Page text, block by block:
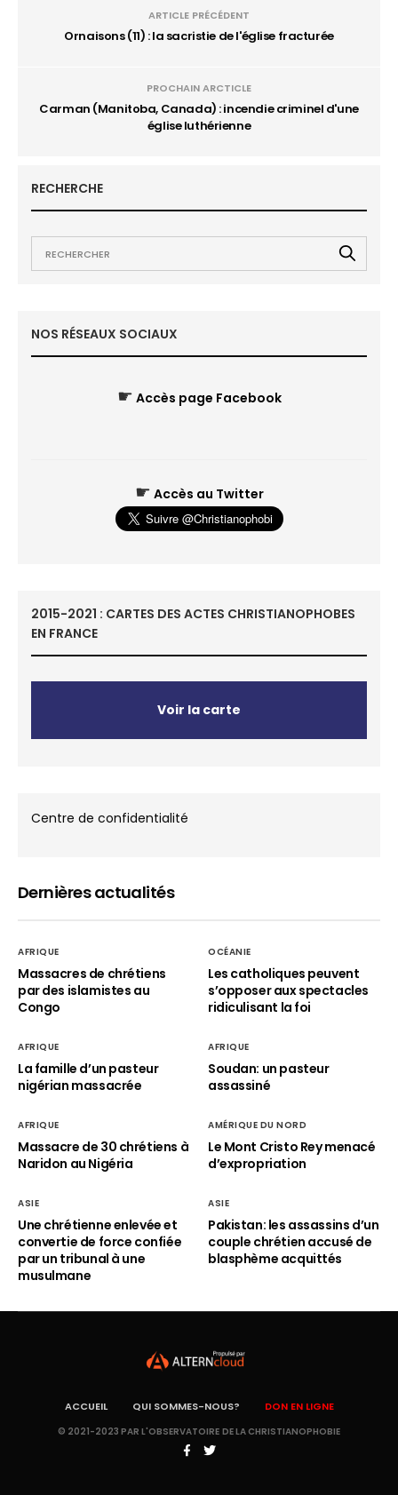
ARTICLE PRÉCÉDENT
Ornaisons (11) : la sacristie de l'église fracturée
PROCHAIN ARCTICLE
Carman (Manitoba, Canada) : incendie criminel d'une
église luthérienne
RECHERCHE
NOS RÉSEAUX SOCIAUX
☛ Accès page Facebook
☛ Accès au Twitter
2015-2021 : CARTES DES ACTES CHRISTIANOPHOBES
EN FRANCE
Voir la carte
Centre de confidentialité
Dernières actualités
AFRIQUE
Massacres de chrétiens
par des islamistes au
Congo
OCÉANIE
Les catholiques peuvent
s’opposer aux spectacles
ridiculisant la foi
AFRIQUE
La famille d’un pasteur
nigérian massacrée
AFRIQUE
Soudan: un pasteur
assassiné
AFRIQUE
Massacre de 30 chrétiens à
Naridon au Nigéria
AMÉRIQUE DU NORD
Le Mont Cristo Rey menacé
d’expropriation
ASIE
Une chrétienne enlevée et
convertie de force confiée
par un tribunal à une
musulmane
ASIE
Pakistan: les assassins d’un
couple chrétien accusé de
blasphème acquittés
ACCUEIL QUI SOMMES-NOUS? DON EN LIGNE
© 2021-2023 PAR L'OBSERVATOIRE DE LA CHRISTIANOPHOBIE